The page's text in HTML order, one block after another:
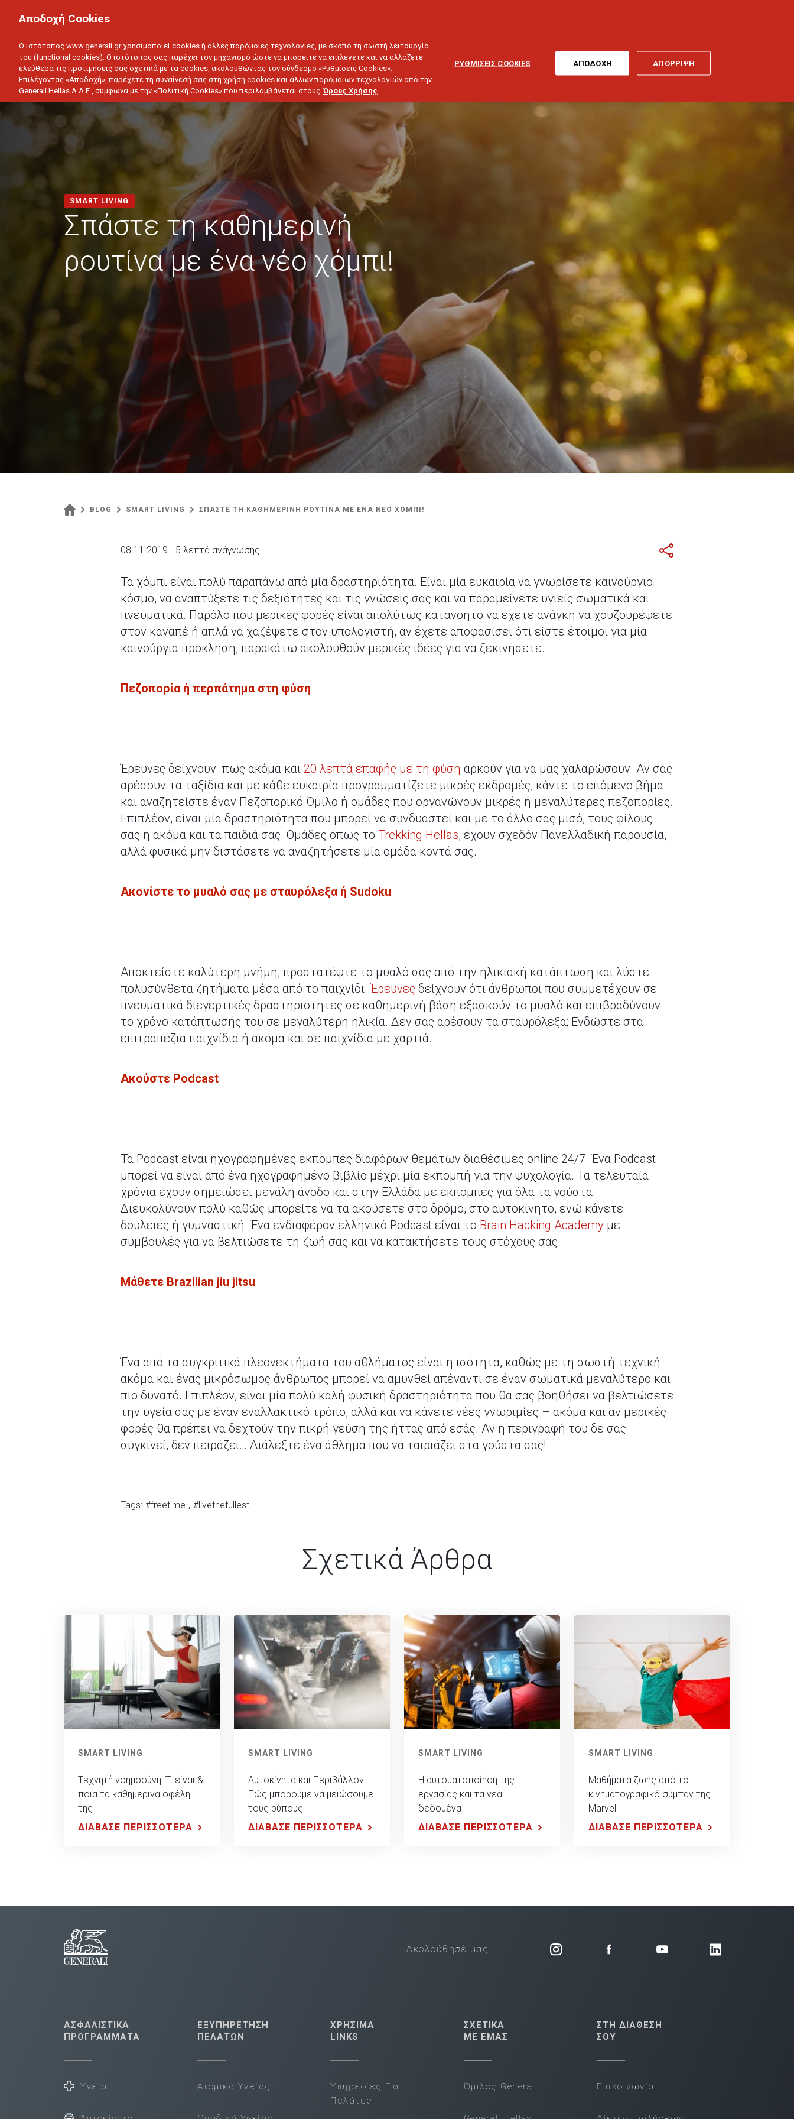
ΥΓΕΙΑ ΑΥΤΟΚΙΝΗΤΟ ΣΠΙΤΙ ΑΠΟΤΑΜΙΕΥΣΗ & ΕΠΕΝΔΥΣΕΙΣ ΤΑΞΙΔΙ ΣΚΑΦΟΣ
SMART LIVING
Σπάστε τη καθημερινή
ρουτίνα με ένα νέο χόμπι!
BLOG SMART LIVING ΣΠΑΣΤΕ ΤΗ ΚΑΘΗΜΕΡΙΝΗ ΡΟΥΤΙΝΑ ΜΕ ΕΝΑ ΝΕΟ ΧΟΜΠΙ!
08.11.2019 - 5 λεπτά ανάγνωσης
Τα χόμπι είναι πολύ παραπάνω από μία δραστηριότητα. Είναι μία ευκαιρία να γνωρίσετε καινούργιο
κόσμο, να αναπτύξετε τις δεξιότητες και τις γνώσεις σας και να παραμείνετε υγιείς σωματικά και
πνευματικά. Παρόλο που μερικές φορές είναι απολύτως κατανοητό να έχετε ανάγκη να χουζουρέψετε
στον καναπέ ή απλά να χαζέψετε στον υπολογιστή, αν έχετε αποφασίσει ότι είστε έτοιμοι για μία
καινούργια πρόκληση, παρακάτω ακολουθούν μερικές ιδέες για να ξεκινήσετε.
Πεζοπορία ή περπάτημα στη φύση
Έρευνες δείχνουν πως ακόμα και 20 λεπτά επαφής με τη φύση αρκούν για να μας χαλαρώσουν. Αν σας
αρέσουν τα ταξίδια και με κάθε ευκαιρία προγραμματίζετε μικρές εκδρομές, κάντε το επόμενο βήμα
και αναζητείστε έναν Πεζοπορικό Όμιλο ή ομάδες που οργανώνουν μικρές ή μεγαλύτερες πεζοπορίες.
Επιπλέον, είναι μία δραστηριότητα που μπορεί να συνδυαστεί και με το άλλο σας μισό, τους φίλους
σας ή ακόμα και τα παιδιά σας. Ομάδες όπως το Trekking Hellas, έχουν σχεδόν Πανελλαδική παρουσία,
αλλά φυσικά μην διστάσετε να αναζητήσετε μία ομάδα κοντά σας.
Ακονίστε το μυαλό σας με σταυρόλεξα ή Sudoku
Αποκτείστε καλύτερη μνήμη, προστατέψτε το μυαλό σας από την ηλικιακή κατάπτωση και λύστε
πολυσύνθετα ζητήματα μέσα από το παιχνίδι.Έρευνες δείχνουν ότι άνθρωποι που συμμετέχουν σε
πνευματικά διεγερτικές δραστηριότητες σε καθημερινή βάση εξασκούν το μυαλό και επιβραδύνουν
το χρόνο κατάπτωσής του σε μεγαλύτερη ηλικία. Δεν σας αρέσουν τα σταυρόλεξα; Ενδώστε στα
επιτραπέζια παιχνίδια ή ακόμα και σε παιχνίδια με χαρτιά.
Ακούστε Podcast
Τα Podcast είναι ηχογραφημένες εκπομπές διαφόρων θεμάτων διαθέσιμες online 24/7. Ένα Podcast
μπορεί να είναι από ένα ηχογραφημένο βιβλίο μέχρι μία εκπομπή για την ψυχολογία. Τα τελευταία
χρόνια έχουν σημειώσει μεγάλη άνοδο και στην Ελλάδα με εκπομπές για όλα τα γούστα.
Διευκολύνουν πολύ καθώς μπορείτε να τα ακούσετε στο δρόμο, στο αυτοκίνητο, ενώ κάνετε
δουλειές ή γυμναστική. Ένα ενδιαφέρον ελληνικό Podcast είναι το Brain Hacking Academy με
συμβουλές για να βελτιώσετε τη ζωή σας και να κατακτήσετε τους στόχους σας.
Μάθετε Brazilian jiu jitsu
Ένα από τα συγκριτικά πλεονεκτήματα του αθλήματος είναι η ισότητα, καθώς με τη σωστή τεχνική
ακόμα και ένας μικρόσωμος άνθρωπος μπορεί να αμυνθεί απέναντι σε έναν σωματικά μεγαλύτερο και
πιο δυνατό. Επιπλέον, είναι μία πολύ καλή φυσική δραστηριότητα που θα σας βοηθήσει να βελτιώσετε
την υγεία σας με έναν εναλλακτικό τρόπο, αλλά και να κάνετε νέες γνωριμίες – ακόμα και αν μερικές
φορές θα πρέπει να δεχτούν την πικρή γεύση της ήττας από εσάς. Αν η περιγραφή του δε σας
συγκινεί, δεν πειράζει… Διάλεξτε ένα άθλημα που να ταιριάζει στα γούστα σας!
Tags: #freetime , #livethefullest
Σχετικά Άρθρα
SMART LIVING
Tεχνητή νοημοσύνη: Τι είναι &
ποια τα καθημερινά οφέλη
της
ΔΙΑΒΑΣΕ ΠΕΡΙΣΣΟΤΕΡΑ
SMART LIVING
Αυτοκίνητα και Περιβάλλον:
Πώς μπορούμε να μειώσουμε
τους ρύπους
ΔΙΑΒΑΣΕ ΠΕΡΙΣΣΟΤΕΡΑ
SMART LIVING
Η αυτοματοποίηση της
εργασίας και τα νέα
δεδομένα
ΔΙΑΒΑΣΕ ΠΕΡΙΣΣΟΤΕΡΑ
SMART LIVING
Μαθήματα ζωής από το
κινηματογραφικό σύμπαν της
Marvel
ΔΙΑΒΑΣΕ ΠΕΡΙΣΣΟΤΕΡΑ
Ακολούθησέ μας
ΑΣΦΑΛΙΣΤΙΚΑ
ΠΡΟΓΡΑΜΜΑΤΑ
Υγεία
ΕΞΥΠΗΡΕΤΗΣΗ
ΠΕΛΑΤΩΝ
Ατομικά Υγείας
ΧΡΗΣΙΜΑ
LINKS
Υπηρεσίες Για
Πελάτες
ΣΧΕΤΙΚΑ
ΜΕ ΕΜΑΣ
Όμιλος Generali
ΣΤΗ ΔΙΑΘΕΣΗ
ΣΟΥ
Επικοινωνία
Αποδοχή Cookies
Ο ιστότοπος www.generali.gr χρησιμοποιεί cookies ή άλλες παρόμοιες τεχνολογίες, με σκοπό τη σωστή λειτουργία
του (functional cookies). Ο ιστότοπος σας παρέχει τον μηχανισμό ώστε να μπορείτε να επιλέγετε και να αλλάζετε
ελεύθερα τις προτιμήσεις σας σχετικά με τα cookies, ακολουθώντας τον σύνδεσμο «Ρυθμίσεις Cookies».
Επιλέγοντας «Αποδοχή», παρέχετε τη συναίνεσή σας στη χρήση cookies και άλλων παρόμοιων τεχνολογιών από την
Generali Hellas A.A.E., σύμφωνα με την «Πολιτική Cookies» που περιλαμβάνεται στους Όρους Χρήσης
ΡΥΘΜΙΣΕΙΣ COOKIES ΑΠΟΡΡΙΨΗ
ΑΠΟΔΟΧΗ